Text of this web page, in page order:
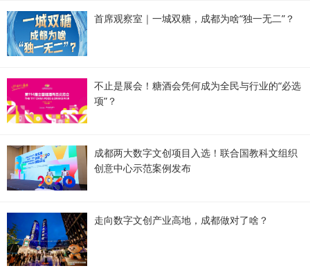
首席观察室｜一城双糖，成都为啥“独一无二”？
不止是展会！糖酒会凭何成为全民与行业的“必选
项”？
成都两大数字文创项目入选！联合国教科文组织
创意中心示范案例发布
走向数字文创产业高地，成都做对了啥？